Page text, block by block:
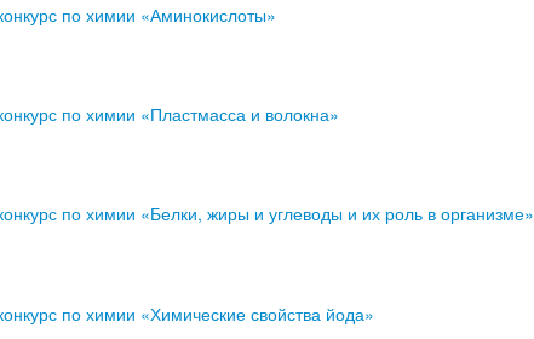
по химии «Аминокислоты»
по химии «Пластмасса и волокна»
по химии «Белки, жиры и углеводы и их роль в организме»
по химии «Химические свойства йода»